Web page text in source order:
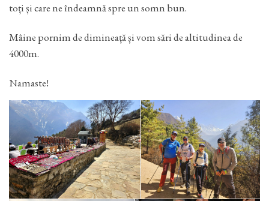
toți și care ne îndeamnă spre un somn bun.
Mâine pornim de dimineață și vom sări de altitudinea de
4000m.
Namaste!